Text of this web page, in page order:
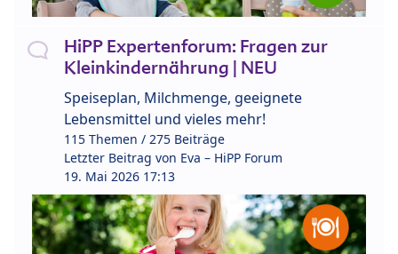
HiPP Expertenforum: Fragen zur
Kleinkindernährung | NEU
Speiseplan, Milchmenge, geeignete
Lebensmittel und vieles mehr!
115 Themen / 275 Beiträge
Letzter Beitrag von Eva – HiPP Forum
19. Mai 2026 17:13